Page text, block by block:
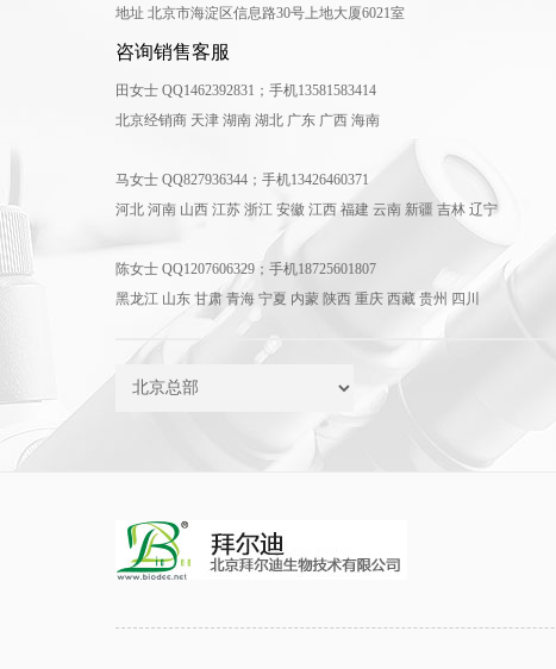
地址 北京市海淀区信息路30号上地大厦6021室
咨询销售客服
田女士 QQ1462392831；手机13581583414
北京经销商 天津 湖南 湖北 广东 广西 海南
马女士 QQ827936344；手机13426460371
河北 河南 山西 江苏 浙江 安徽 江西 福建 云南 新疆 吉林 辽宁
陈女士 QQ1207606329；手机18725601807
黑龙江 山东 甘肃 青海 宁夏 内蒙 陕西 重庆 西藏 贵州 四川